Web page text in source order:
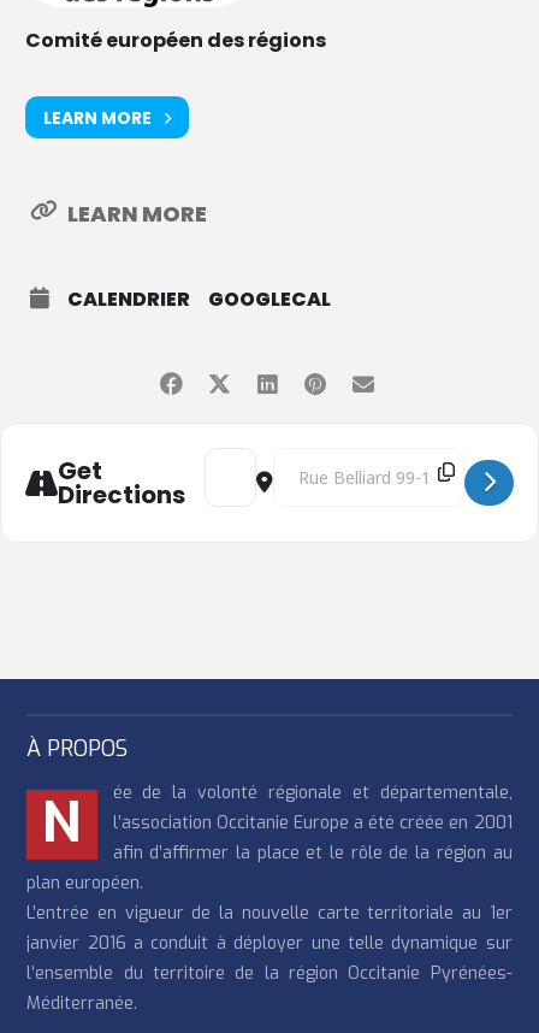
Comité européen des régions
LEARN MORE
LEARN MORE
CALENDRIER GOOGLECAL
Get
Directions
Address - Jeunes ruraux : des futurs
Destination Address - Jeunes
À PROPOS
N
ée de la volonté régionale et départementale,
l’association Occitanie Europe a été créée en 2001
afin d’affirmer la place et le rôle de la région au
plan européen.
L’entrée en vigueur de la nouvelle carte territoriale au 1er
janvier 2016 a conduit à déployer une telle dynamique sur
l’ensemble du territoire de la région Occitanie Pyrénées-
Méditerranée.